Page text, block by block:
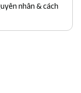
nhân & cách